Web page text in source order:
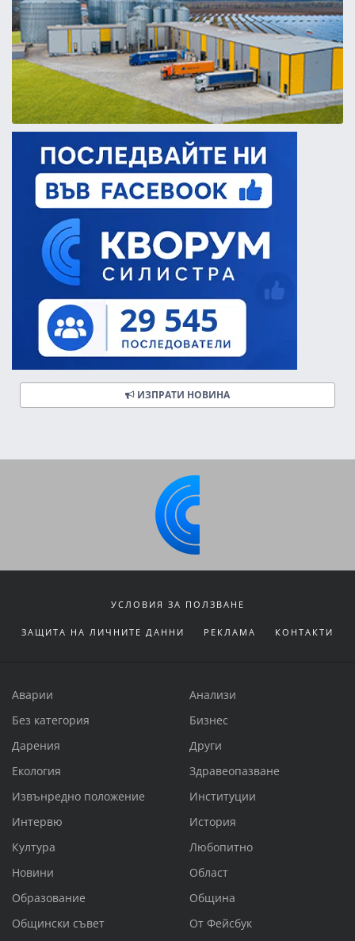
ИЗПРАТИ НОВИНА
УСЛОВИЯ ЗА ПОЛЗВАНЕ
ЗАЩИТА НА ЛИЧНИТЕ ДАННИ РЕКЛАМА КОНТАКТИ
Аварии
Анализи
Без категория
Бизнес
Дарения
Други
Екология
Здравеопазване
Извънредно положение
Институции
Интервю
История
Култура
Любопитно
Новини
Област
Образование
Община
Общински съвет
От Фейсбук